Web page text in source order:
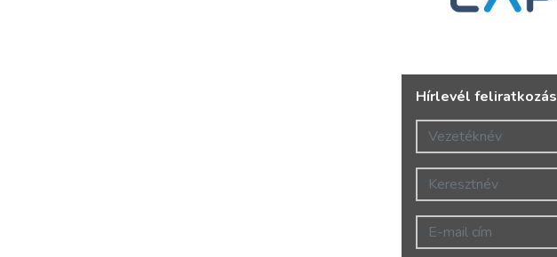
Hírlevél feliratkozás
Vezetéknév
Keresztnév
E-mail cím